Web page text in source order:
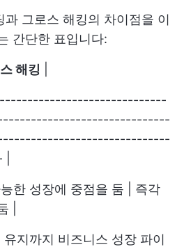
그로스 해킹의 차이점을 이
간단한 표입니다:
해킹
한 성장에 중점을 둠 | 즉각
|
유지까지 비즈니스 성장 파이